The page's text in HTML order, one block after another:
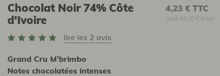
Chocolat Noir 74% Côte
d'Ivoire
lire les 2 avis
Grand Cru M’brimbo
Notes chocolatées intenses
4,23 € TTC
(soit 42,30 € Kilo)